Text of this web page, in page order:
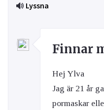
Lyssna
Finnar
Hej Ylva
Jag är 21 år
pormaskar